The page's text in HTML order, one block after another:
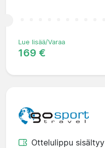
Lue lisää/Varaa
169 €
Ottelulippu sisältyy